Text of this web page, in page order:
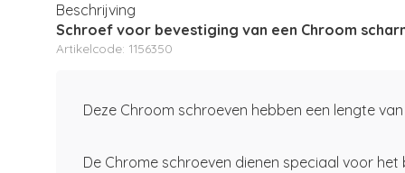
Beschrijving
Schroef voor bevestiging van een Chroom
Artikelcode: 1156350
Deze Chroom schroeven hebben een lengte van
De Chrome schroeven dienen speciaal voor